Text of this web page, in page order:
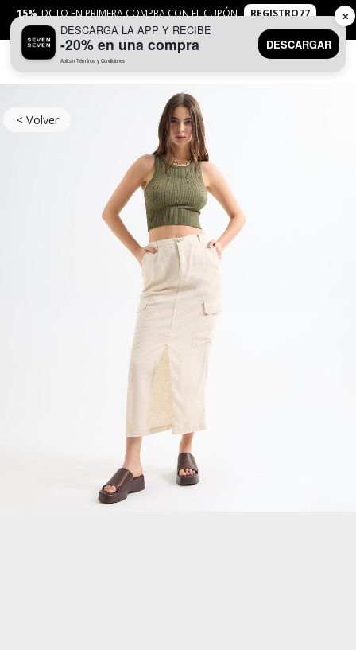
15% DCTO EN PRIMERA COMPRA CON EL CUPÓN
REGISTRO77
APLICANTYC
< Volver
DESCARGA LA APP Y RECIBE
-20% en una compra
Aplican Términos y Condiciones
DESCARGAR
✕